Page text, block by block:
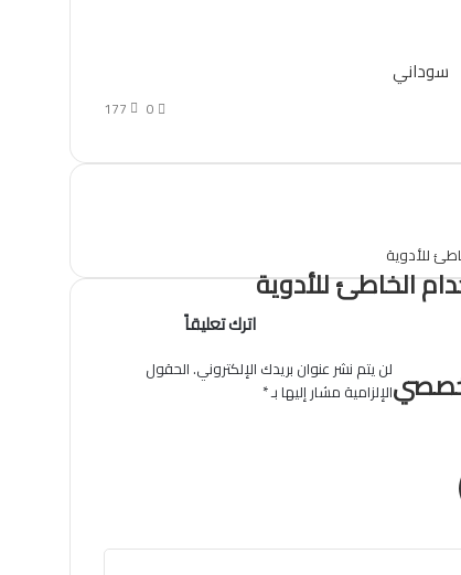
سوداني
0
177
الخاطئ للأدوية
اترك تعليقاً
لن يتم نشر عنوان بريدك الإلكتروني.الحقول
الإلزامية مشار إليها بـ*